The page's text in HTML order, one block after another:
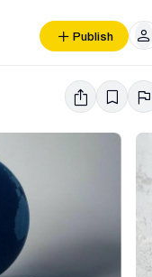
Publish